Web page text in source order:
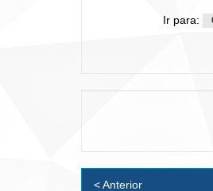
Ir para:
< Anterior